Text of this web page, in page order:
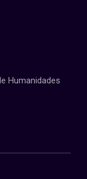
Humanidades